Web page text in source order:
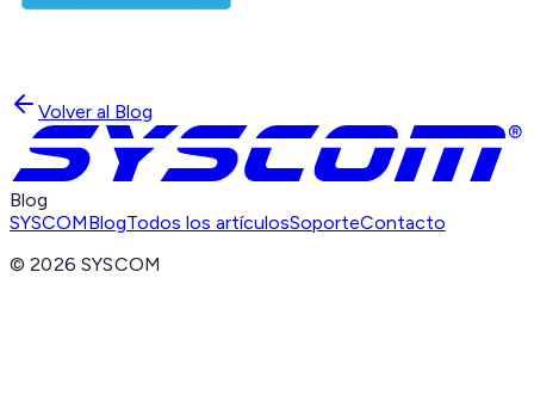
Volver al Blog
Blog
SYSCOMBlogTodos los artículosSoporteContacto
©2026 SYSCOM